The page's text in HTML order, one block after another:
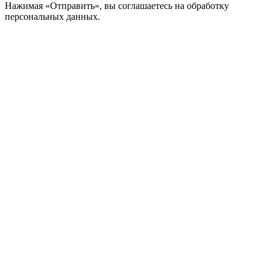
Нажимая «Отправить», вы соглашаетесь на обработку
персональных данных.